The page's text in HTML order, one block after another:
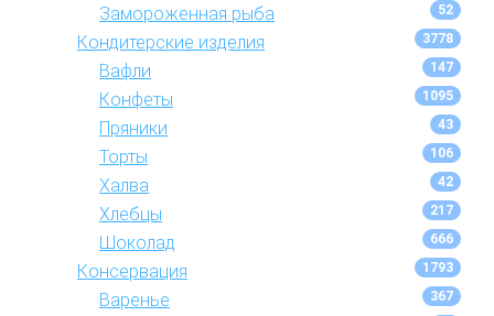
Замороженная рыба 52
Кондитерские изделия 3778
Вафли 147
Конфеты 1095
Пряники 43
Торты 106
Халва 42
Хлебцы 217
Шоколад 666
Консервация 1793
Варенье 367